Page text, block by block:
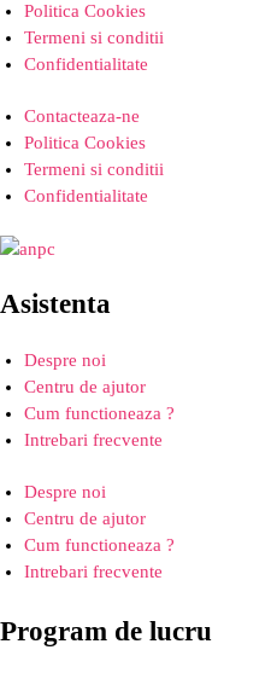
Politica Cookies
Termeni si conditii
Confidentialitate
Contacteaza-ne
Politica Cookies
Termeni si conditii
Confidentialitate
Asistenta
Despre noi
Centru de ajutor
Cum functioneaza ?
Intrebari frecvente
Despre noi
Centru de ajutor
Cum functioneaza ?
Intrebari frecvente
Program de lucru